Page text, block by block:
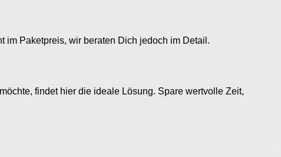
im Paketpreis, wir beraten Dich jedoch im Detail.
findet hier die ideale Lösung. Spare wertvolle Zeit,